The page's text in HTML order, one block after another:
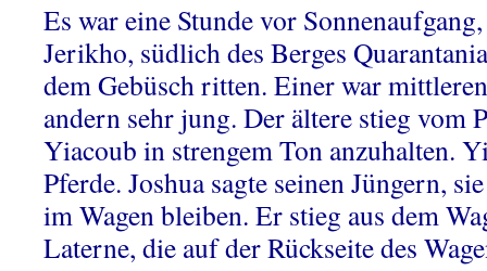
Es war eine Stunde vor
Jerikho, südlich des Berges
dem Gebüsch ritten. Einer war
andern sehr jung. Der ältere stieg vom
Yiacoub in strengem Ton anzuhalten.
Pferde. Joshua sagte seinen Jüngern,
im Wagen bleiben. Er stieg aus dem
Laterne, die auf der Rückseite des